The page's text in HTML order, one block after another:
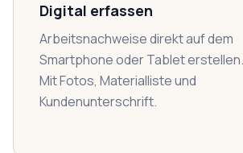
Digital erfassen
Arbeitsnachweise direkt auf dem
Smartphone oder Tablet erstellen.
Mit Fotos, Materialliste und
Kundenunterschrift.